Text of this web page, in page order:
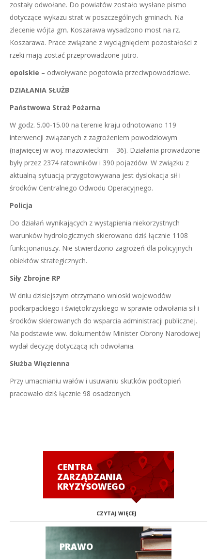
zostały odwołane. Do powiatów zostało wysłane pismo
dotyczące wykazu strat w poszczególnych gminach. Na
zlecenie wójta gm. Koszarawa wysadzono most na rz.
Koszarawa. Prace związane z wyciągnięciem pozostałości z
rzeki mają zostać przeprowadzone jutro.
opolskie – odwoływane pogotowia przeciwpowodziowe.
DZIAŁANIA SŁUŻB
Państwowa Straż Pożarna
W godz. 5.00-15.00 na terenie kraju odnotowano 119
interwencji związanych z zagrożeniem powodziowym
(najwięcej w woj. mazowieckim – 36). Działania prowadzone
były przez 2374 ratowników i 390 pojazdów. W związku z
aktualną sytuacją przygotowywana jest dyslokacja sił i
środków Centralnego Odwodu Operacyjnego.
Policja
Do działań wynikających z wystąpienia niekorzystnych
warunków hydrologicznych skierowano dziś łącznie 1108
funkcjonariuszy. Nie stwierdzono zagrożeń dla policyjnych
obiektów strategicznych.
Siły Zbrojne RP
W dniu dzisiejszym otrzymano wnioski wojewodów
podkarpackiego i świętokrzyskiego w sprawie odwołania sił i
środków skierowanych do wsparcia administracji publicznej.
Na podstawie ww. dokumentów Minister Obrony Narodowej
wydał decyzję dotyczącą ich odwołania.
Służba Więzienna
Przy umacnianiu wałów i usuwaniu skutków podtopień
pracowało dziś łącznie 98 osadzonych.
CENTRA
ZARZĄDZANIA
KRYZYSOWEGO
CZYTAJ WIĘCEJ
PRAWO